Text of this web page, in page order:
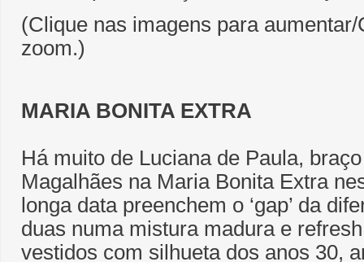
(Clique nas imagens para
zoom.)
MARIA BONITA EXTRA
Há muito de Luciana de Paula,
Magalhães na Maria Bonita Extra
longa data preenchem o ‘gap’ da
duas numa mistura madura e
vestidos com silhueta dos anos 30,